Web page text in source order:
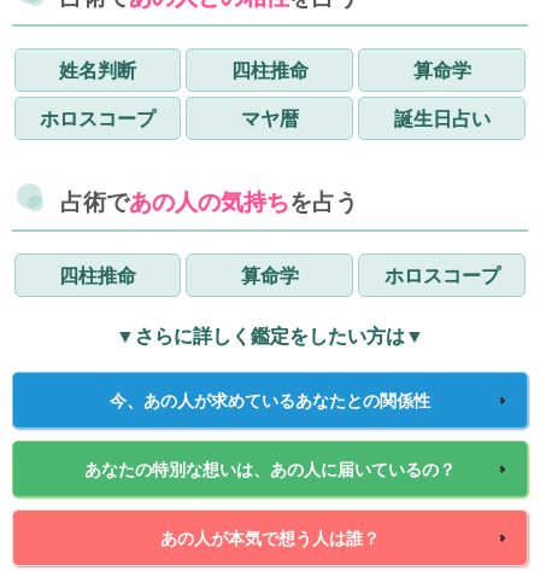
姓名判断 四柱推命
算命学
ホロスコープ
マヤ暦 誕生日占い
占術であの人の気持ちを占う
四柱推命 算命学 ホロスコープ
▼さらに詳しく鑑定をしたい方は▼
今、あの人が求めているあなたとの関係性
あなたの特別な想いは、あの人に届いているの？
あの人が本気で想う人は誰？